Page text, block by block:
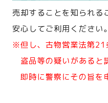
売却することを知られる
安心してご利用ください。
※但し、古物営業法第21
盗品等の疑いがあると
即時に警察にその旨を